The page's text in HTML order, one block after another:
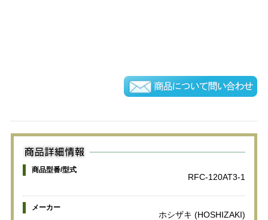
商品型番/型式
RFC-120AT3-1
メーカー
ホシザキ (HOSHIZAKI)